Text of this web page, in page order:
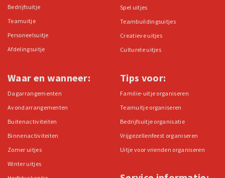
Bedrijfsuitje
Teamuitje
Personeelsuitje
Afdelingsuitje
Spel uitjes
Teambuildingsuitjes
Creatieve uitjes
Culturele uitjes
Waar en wanneer:
Dagarrangementen
Avondarrangementen
Buitenactiviteiten
Binnenactiviteiten
Zomer uitjes
Winter uitjes
Tips voor:
Familie-uitje organiseren
Teamuitje organiseren
Bedrijfsuitje organisatie
Vrijgezellenfeest organiseren
Uitje voor vrienden organiseren